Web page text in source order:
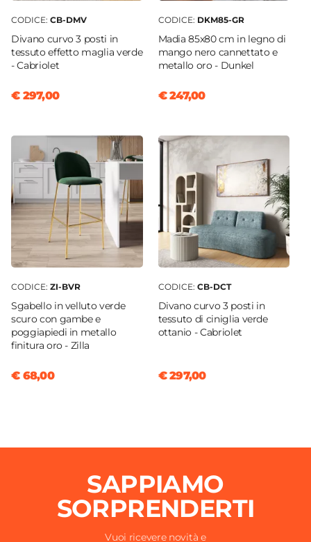
CODICE: CB-DMV
Divano curvo 3 posti in
tessuto effetto maglia verde
- Cabriolet
€ 297,00
CODICE: DKM85-GR
Madia 85x80 cm in legno di
mango nero cannettato e
metallo oro - Dunkel
€ 247,00
CODICE: ZI-BVR
Sgabello in velluto verde
scuro con gambe e
poggiapiedi in metallo
finitura oro - Zilla
€ 68,00
CODICE: CB-DCT
Divano curvo 3 posti in
tessuto di ciniglia verde
ottanio - Cabriolet
€ 297,00
SAPPIAMO
SORPRENDERTI
Vuoi ricevere novità e